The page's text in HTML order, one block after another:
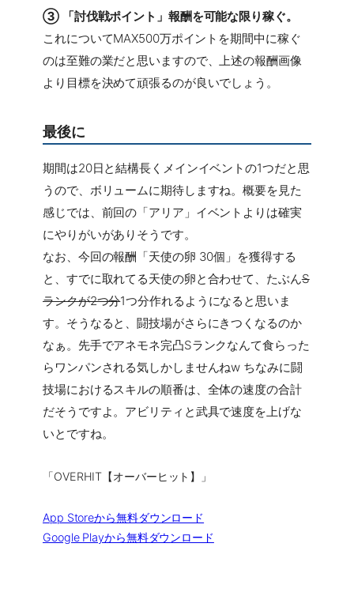
③ 「討伐戦ポイント」報酬を可能な限り稼ぐ。
これについてMAX500万ポイントを期間中に稼ぐ
のは至難の業だと思いますので、上述の報酬画像
より目標を決めて頑張るのが良いでしょう。
最後に
期間は20日と結構長くメインイベントの1つだと思
うので、ボリュームに期待しますね。概要を見た
感じでは、前回の「アリア」イベントよりは確実
にやりがいがありそうです。
なお、今回の報酬「天使の卵 30個」を獲得する
と、すでに取れてる天使の卵と合わせて、たぶんS
ランクが2つ分1つ分作れるようになると思いま
す。そうなると、闘技場がさらにきつくなるのか
なぁ。先手でアネモネ完凸Sランクなんて食らった
らワンパンされる気しかしませんねw ちなみに闘
技場におけるスキルの順番は、全体の速度の合計
だそうですよ。アビリティと武具で速度を上げな
いとですね。
「OVERHIT【オーバーヒット】」
App Storeから無料ダウンロード
Google Playから無料ダウンロード